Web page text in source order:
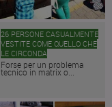
26 PERSONE CASUALMENTE
VESTITE COME QUELLO CHE
LE CIRCONDA
Forse per un problema
tecnico in matrix o...